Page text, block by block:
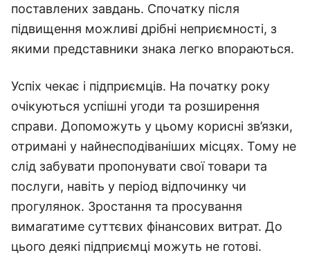
поставлених завдань. Спочатку після
підвищення можливі дрібні неприємності, з
якими представники знака легко впораються.
Успіх чекає і підприємців. На початку року
очікуються успішні угоди та розширення
справи. Допоможуть у цьому корисні зв’язки,
отримані у найнесподіваніших місцях. Тому не
слід забувати пропонувати свої товари та
послуги, навіть у період відпочинку чи
прогулянок. Зростання та просування
вимагатиме суттєвих фінансових витрат. До
цього деякі підприємці можуть не готові.